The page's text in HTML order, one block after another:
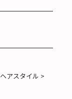
ヘアスタイル >